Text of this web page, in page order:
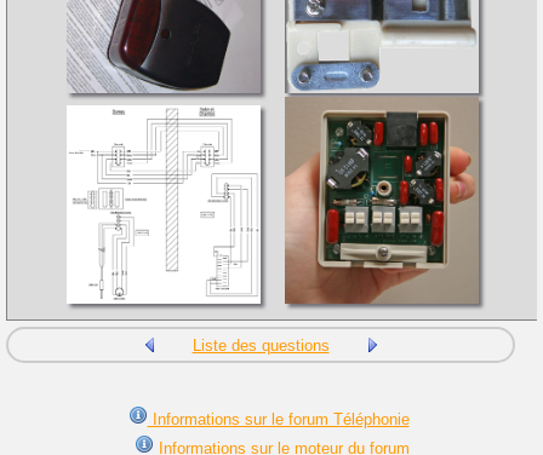
Liste des questions
Informations sur le forum Téléphonie
Informations sur le moteur du forum